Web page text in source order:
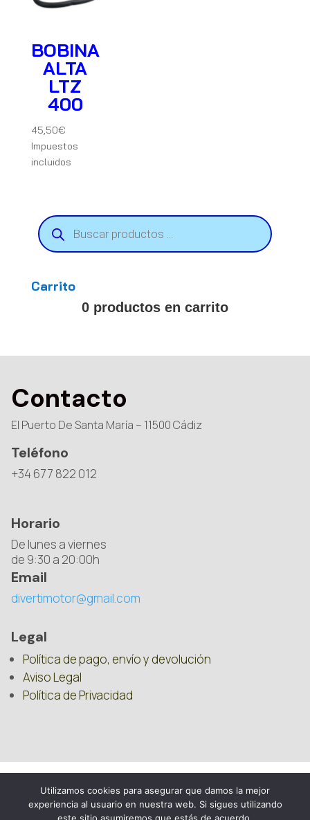
BOBINA
ALTA
LTZ
400
45,50€
Impuestos
incluidos
Búsqueda
de
productos
Carrito
0 productos en carrito
Contacto
El Puerto De Santa María – 11500 Cádiz
Teléfono
+34 677 822 012
Horario
De lunes a viernes
de 9:30 a 20:00h
Email
divertimotor@gmail.com
Legal
Política de pago, envío y devolución
Aviso Legal
Política de Privacidad
Utilizamos cookies para asegurar que damos la mejor
experiencia al usuario en nuestra web. Si sigues utilizando